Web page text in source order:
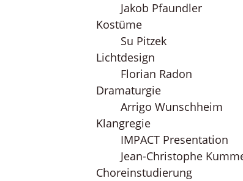
Jakob Pfaundler
Kostüme
Su Pitzek
Lichtdesign
Florian Radon
Dramaturgie
Arrigo Wunschheim
Klangregie
IMPACT Presentation
Jean-Christophe
Choreinstudierung